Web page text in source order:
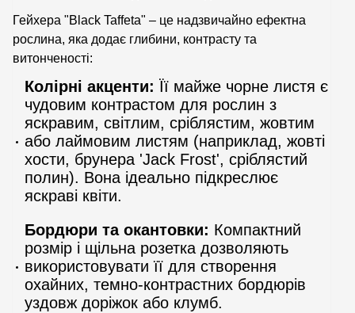
Гейхера "Black Taffeta" – це надзвичайно ефектна
рослина, яка додає глибини, контрасту та
витонченості:
Колірні акценти: Її майже чорне листя є
чудовим контрастом для рослин з
яскравим, світлим, сріблястим, жовтим
або лаймовим листям (наприклад, жовті
хости, брунера 'Jack Frost', сріблястий
полин). Вона ідеально підкреслює
яскраві квіти.
Бордюри та окантовки: Компактний
розмір і щільна розетка дозволяють
використовувати її для створення
охайних, темно-контрастних бордюрів
уздовж доріжок або клумб.